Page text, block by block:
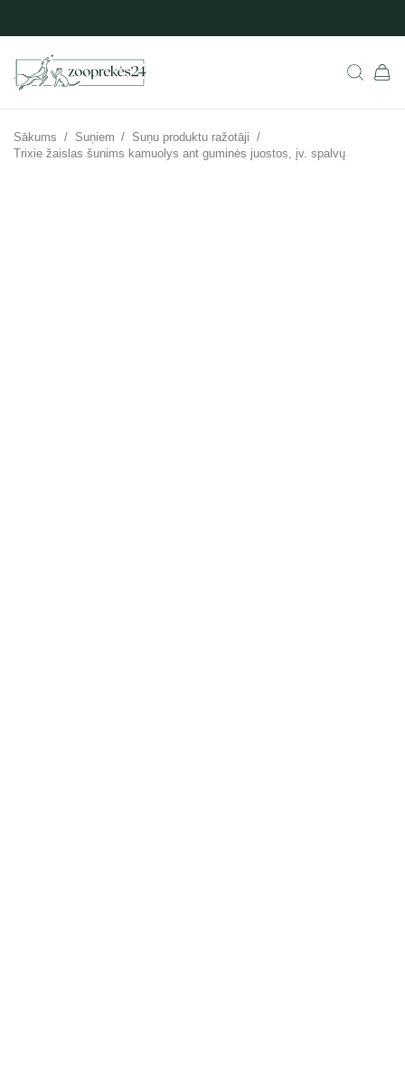
Sākums / Suņiem / Suņu produktu ražotāji /
Trixie žaislas šunims kamuolys ant guminės juostos, įv. spalvų